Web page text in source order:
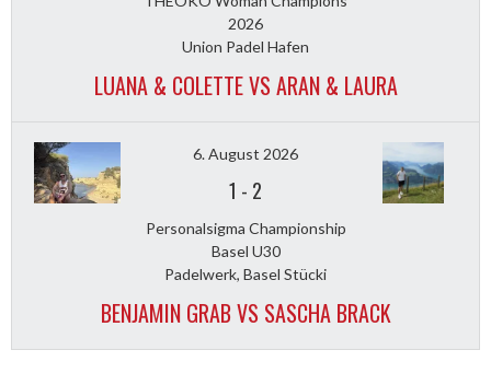
2026
Union Padel Hafen
LUANA & COLETTE VS ARAN & LAURA
6. August 2026
1 - 2
Personalsigma Championship
Basel U30
Padelwerk, Basel Stücki
BENJAMIN GRAB VS SASCHA BRACK